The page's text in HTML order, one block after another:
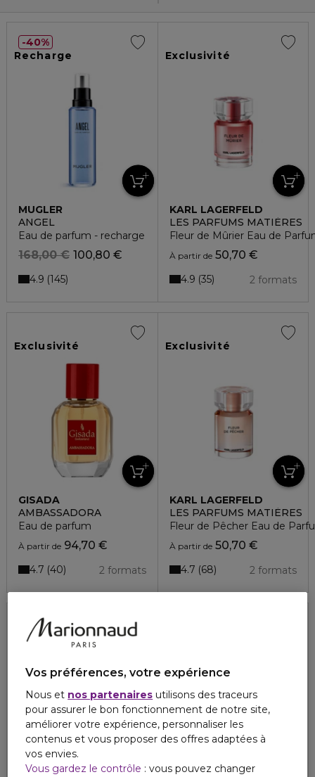
Recharge
MUGLER
ANGEL
Eau de parfum - recharge
100,80 €
168,00 €
4.9 145
40%
Exclusivité
KARL LAGERFELD
LES PARFUMS MATIÈRES
Fleur de Mûrier Eau de
À partir de50,70 €
2 formats
4.9 35
Exclusivité
GISADA
AMBASSADORA
Eau de parfum
À partir de 94,70 €
2 formats
4.7 40
Exclusivité
KARL LAGERFELD
LES PARFUMS MATIÈRES
Fleur de Pêcher Eau de
À partir de50,70 €
2 formats
4.7 68
Vos préférences, votre expérience
Nous et nos partenaires utilisons des traceurs
pour assurer le bon fonctionnement de notre site,
améliorer votre expérience, personnaliser les
contenus et vous proposer des offres adaptées à
vos envies.
Vous gardez le contrôle : vous pouvez changer